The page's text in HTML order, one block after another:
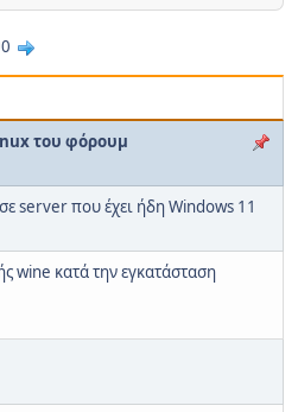
του φόρουμ
server που έχει ήδη Windows 11
wine κατά την εγκατάσταση